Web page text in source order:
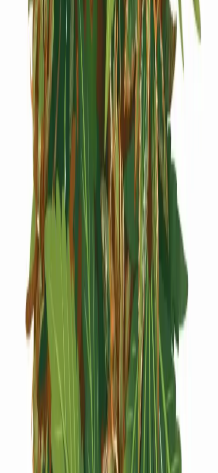
Cannabis Extrakte
Live Rosin